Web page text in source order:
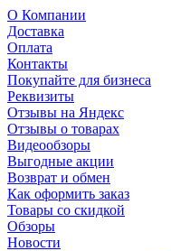
О Компании
Доставка
Оплата
Контакты
Покупайте для бизнеса
Реквизиты
Отзывы на Яндекс
Отзывы о товарах
Видеообзоры
Выгодные акции
Возврат и обмен
Как оформить заказ
Товары со скидкой
Обзоры
Новости